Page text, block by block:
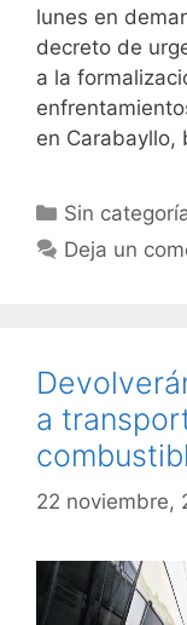
lunes en
decreto de
a la
en Carabayllo,
Sin
Deja un
a
22 noviembre,